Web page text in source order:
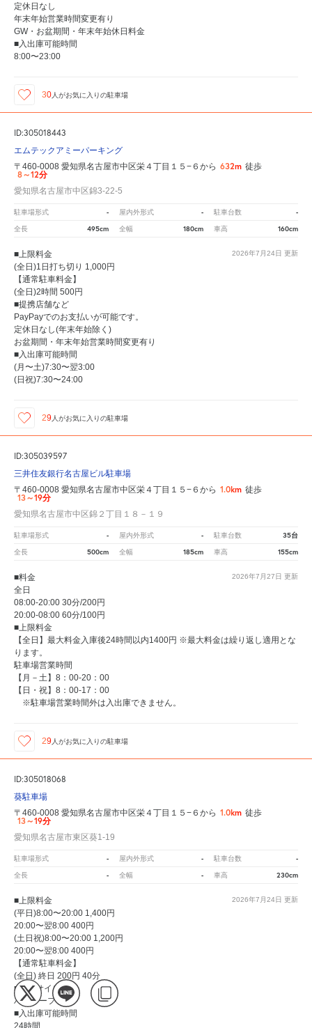
定休日なし
年末年始営業時間変更有り
GW・お盆期間・年末年始休日料金
■入出庫可能時間
8:00〜23:00
30 人がお気に入りの駐車場
ID:305018443
エムテックアミーパーキング
〒460-0008 愛知県名古屋市中区栄４丁目１５−６から 632m 徒歩
8～12分
愛知県名古屋市中区錦3-22-5
駐車場形式 - 屋内外形式 - 駐車台数 -
全長 495cm 全幅 180cm 車高 160cm
2026年7月24日 更新
■上限料金
(全日)1日打ち切り 1,000円
【通常駐車料金】
(全日)2時間 500円
■提携店舗など
PayPayでのお支払いが可能です。
定休日なし(年末年始除く)
お盆期間・年末年始営業時間変更有り
■入出庫可能時間
(月〜土)7:30〜翌3:00
(日祝)7:30〜24:00
29 人がお気に入りの駐車場
ID:305039597
三井住友銀行名古屋ビル駐車場
〒460-0008 愛知県名古屋市中区栄４丁目１５−６から 1.0km 徒歩
13～19分
愛知県名古屋市中区錦２丁目１８－１９
駐車場形式 - 屋内外形式 - 駐車台数 35台
全長 500cm 全幅 185cm 車高 155cm
2026年7月27日 更新
■料金
全日
08:00-20:00 30分/200円
20:00-08:00 60分/100円
■上限料金
【全日】最大料金入庫後24時間以内1400円 ※最大料金は繰り返し適用とな
ります。
駐車場営業時間
【月－土】8：00-20：00
【日・祝】8：00-17：00
※駐車場営業時間外は入出庫できません。
29 人がお気に入りの駐車場
ID:305018068
葵駐車場
〒460-0008 愛知県名古屋市中区栄４丁目１５−６から 1.0km 徒歩
13～19分
愛知県名古屋市東区葵1-19
駐車場形式 - 屋内外形式 - 駐車台数 -
全長 - 全幅 - 車高 230cm
2026年7月24日 更新
■上限料金
(平日)8:00〜20:00 1,400円
20:00〜翌8:00 400円
(土日祝)8:00〜20:00 1,200円
20:00〜翌8:00 400円
【通常駐車料金】
(全日) 終日 200円 40分
■駐車サイズ
ハイルーフ可
■入出庫可能時間
24時間